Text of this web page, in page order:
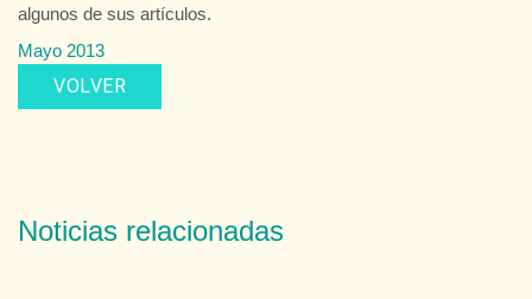
algunos de sus artículos.
Mayo 2013
VOLVER
Noticias relacionadas